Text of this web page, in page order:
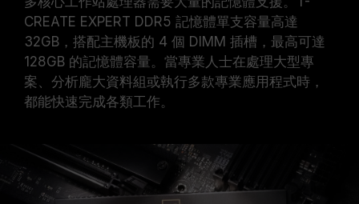
CREATE EXPERT DDR5 記憶體單支容量高達
32GB，搭配主機板的 4 個 DIMM 插槽，最高可達
128GB 的記憶體容量。當專業人士在處理大型專
案、分析龐大資料組或執行多款專業應用程式時，
都能快速完成各類工作。